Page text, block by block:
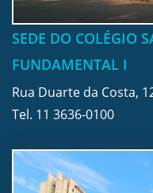
SEDE DO COLÉGIO
FUNDAMENTAL I
Rua Duarte da Costa,
Tel. 11 3636-0100